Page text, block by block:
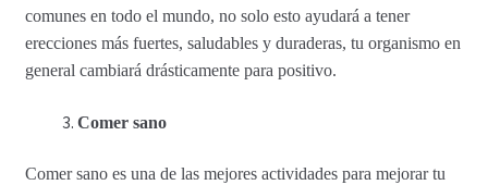
Preguntas frecuentes
comunes en todo el mundo, no solo esto ayudará a tener
erecciones más fuertes, saludables y duraderas, tu organismo en
general cambiará drásticamente para positivo.
Comer sano
Comer sano es una de las mejores actividades para mejorar tu